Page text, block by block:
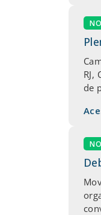
RJ,
de